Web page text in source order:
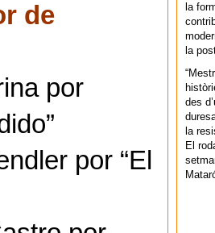
de
por
por “El
la
la
des
la
El